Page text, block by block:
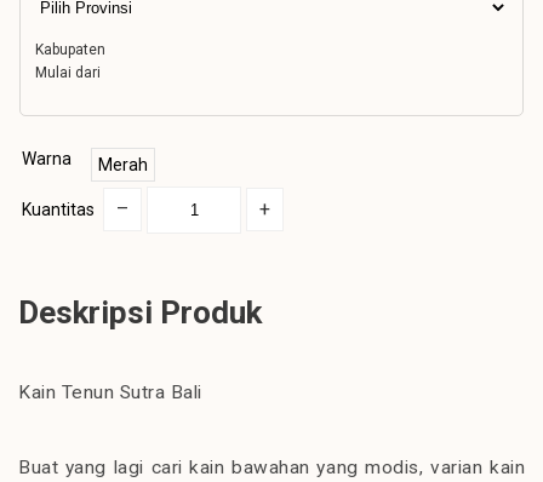
Kabupaten
Mulai dari
Warna Merah
Kuantitas – +
Deskripsi Produk
Kain Tenun Sutra Bali
Buat yang lagi cari kain bawahan yang modis, varian kain